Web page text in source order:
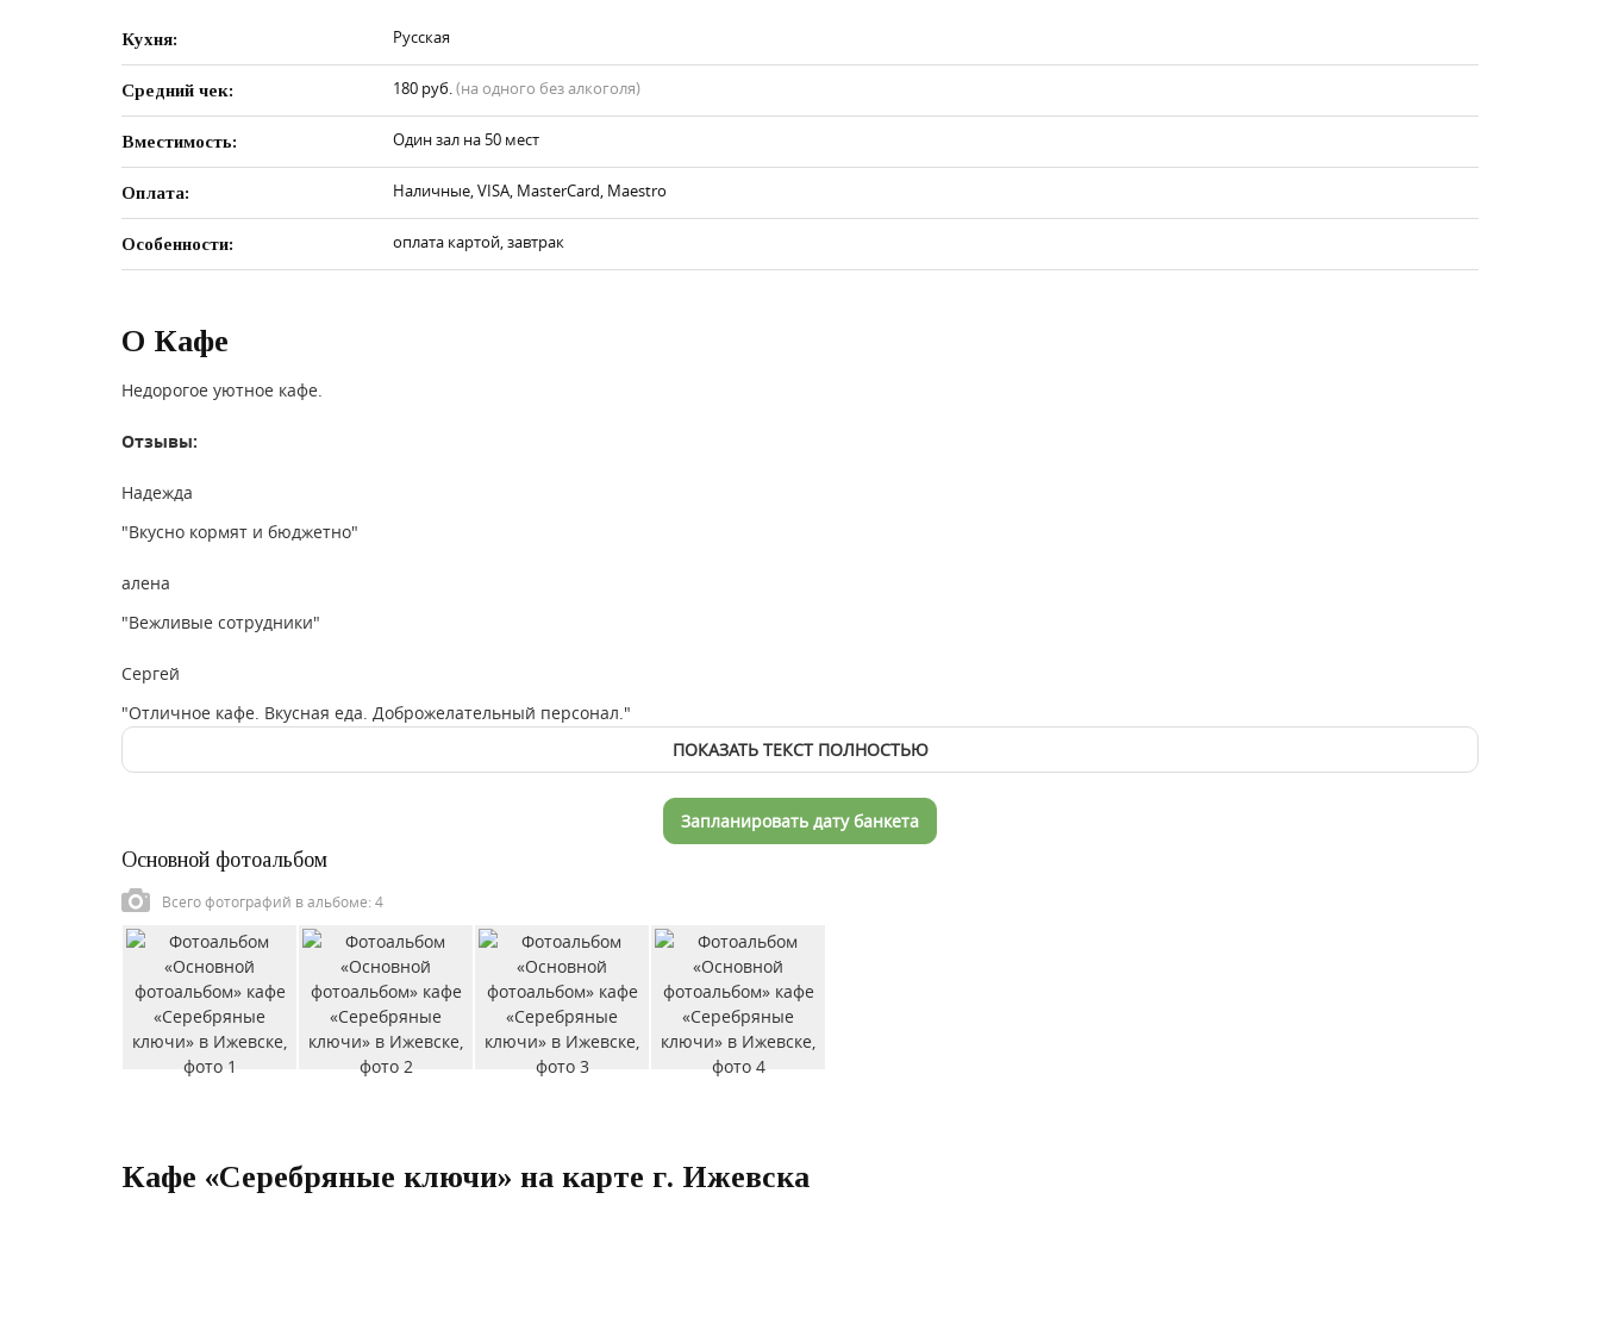
Кухня: Русская
Средний чек: 180 руб.(на одного без алкоголя)
Вместимость: Один зал на 50 мест
Оплата: Наличные, VISA, MasterCard, Maestro
Особенности: оплата картой, завтрак
О Кафе
Недорогое уютное кафе.
Отзывы:
Надежда
"Вкусно кормят и бюджетно"
алена
"Вежливые сотрудники"
Сергей
"Отличное кафе. Вкусная еда. Доброжелательный персонал."
ПОКАЗАТЬ ТЕКСТ ПОЛНОСТЬЮ
Запланировать дату банкета
Основной фотоальбом
Всего фотографий в альбоме: 4
Кафе «Серебряные ключи» на карте г. Ижевска